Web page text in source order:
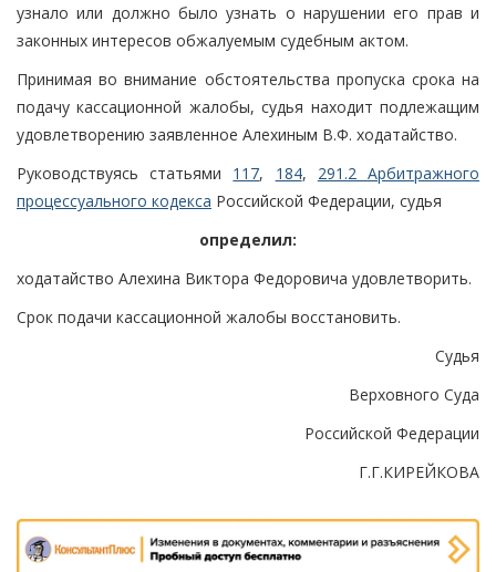
узнало или должно было узнать о нарушении его прав и
законных интересов обжалуемым судебным актом.
Принимая во внимание обстоятельства пропуска срока на
подачу кассационной жалобы, судья находит подлежащим
удовлетворению заявленное Алехиным В.Ф. ходатайство.
Руководствуясь статьями 117, 184, 291.2 Арбитражного
процессуального кодекса Российской Федерации, судья
определил:
ходатайство Алехина Виктора Федоровича удовлетворить.
Срок подачи кассационной жалобы восстановить.
Судья
Верховного Суда
Российской Федерации
Г.Г.КИРЕЙКОВА